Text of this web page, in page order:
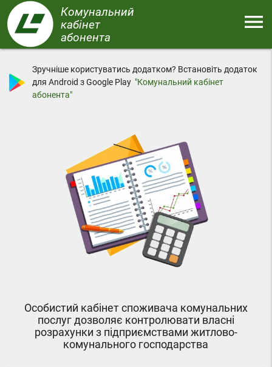
Перейти
до
основного
вмісту
Комунальний
кабінет
абонента
menu
Зручніше користуватись додатком? Встановіть додаток
для Android з Google Play "Комунальний кабінет
абонента"
Особистий кабінет споживача комунальних
послуг дозволяє контролювати власні
розрахунки з підприємствами житлово-
комунального господарства